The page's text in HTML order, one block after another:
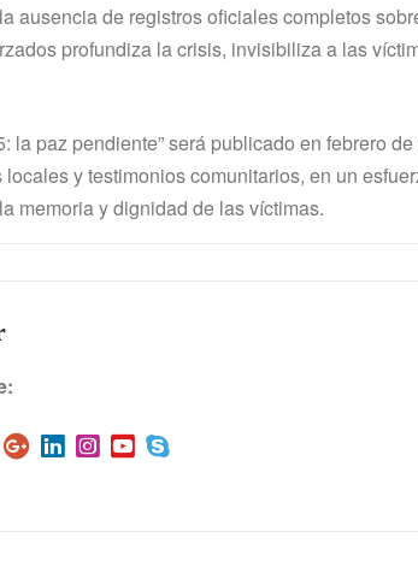
ausencia de registros oficiales completos
profundiza la crisis, invisibiliza a las
la paz pendiente” será publicado en febrero
y testimonios comunitarios, en un
memoria y dignidad de las víctimas.